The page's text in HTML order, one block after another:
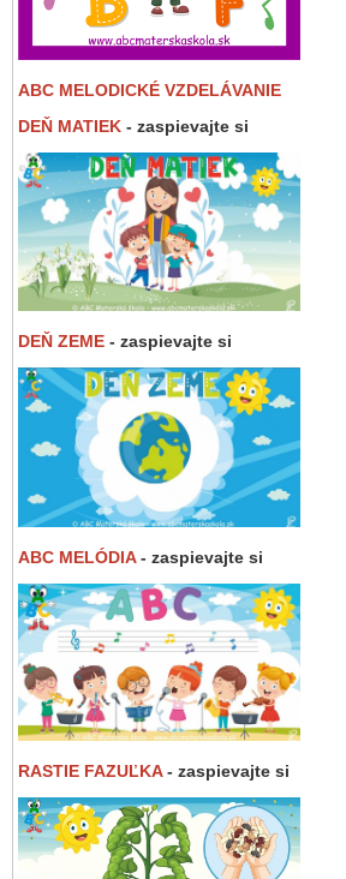
ABC MELODICKÉ VZDELÁVANIE
DEŇ MATIEK - zaspievajte si
DEŇ ZEME - zaspievajte si
ABC MELÓDIA- zaspievajte si
RASTIE FAZUĽKA- zaspievajte si